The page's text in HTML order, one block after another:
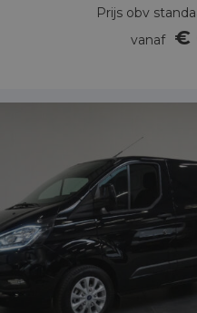
Prijs obv
vanaf €